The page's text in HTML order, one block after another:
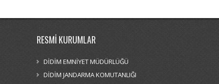
RESMİ KURUMLAR
DİDİM EMNİYET MÜDÜRLÜĞÜ
DİDİM JANDARMA KOMUTANLIĞI